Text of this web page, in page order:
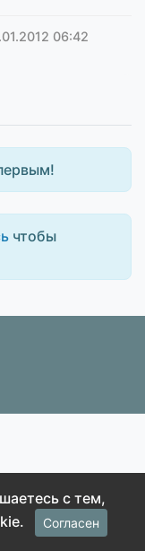
06:42
чтобы
с тем,
Согласен